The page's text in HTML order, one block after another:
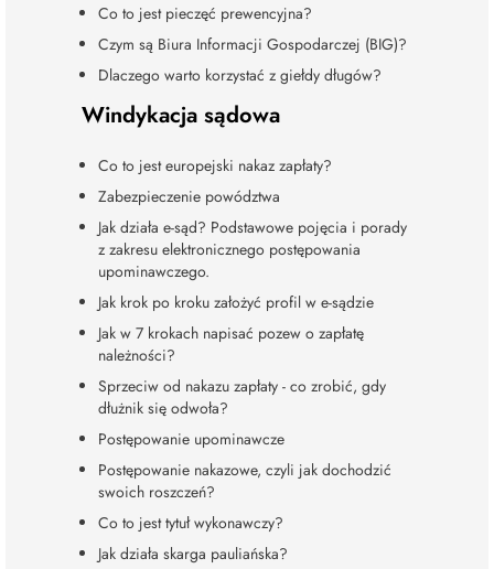
Co to jest pieczęć prewencyjna?
Czym są Biura Informacji Gospodarczej (BIG)?
Dlaczego warto korzystać z giełdy długów?
Windykacja sądowa
Co to jest europejski nakaz zapłaty?
Zabezpieczenie powództwa
Jak działa e-sąd? Podstawowe pojęcia i porady
z zakresu elektronicznego postępowania
upominawczego.
Jak krok po kroku założyć profil w e-sądzie
Jak w 7 krokach napisać pozew o zapłatę
należności?
Sprzeciw od nakazu zapłaty - co zrobić, gdy
dłużnik się odwoła?
Postępowanie upominawcze
Postępowanie nakazowe, czyli jak dochodzić
swoich roszczeń?
Co to jest tytuł wykonawczy?
Jak działa skarga pauliańska?